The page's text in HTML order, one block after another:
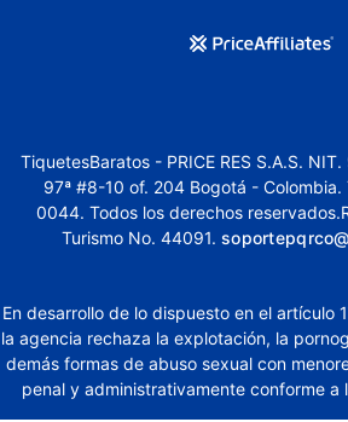
TiquetesBaratos - PRICE RES S.A.S.
97ª #8-10 of. 204 Bogotá - Colombia.
0044. Todos los derechos
Turismo No. 44091.
En desarrollo de lo dispuesto en el artículo
la agencia rechaza la explotación, la
demás formas de abuso sexual con
penal y administrativamente conforme a